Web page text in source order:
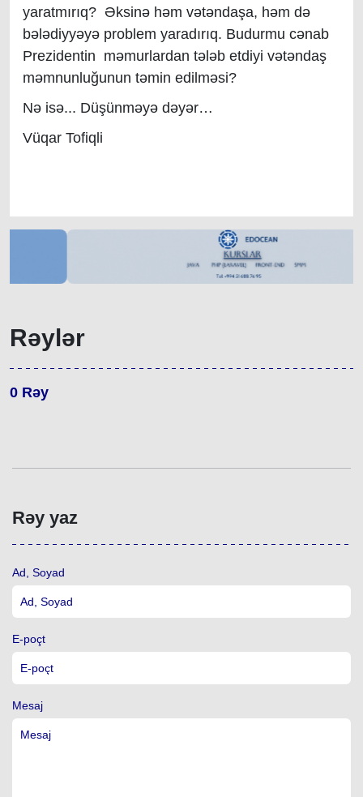
yaratmırıq? Əksinə həm vətəndaşa, həm də
bələdiyyəyə problem yaradırıq. Budurmu cənab
Prezidentin məmurlardan tələb etdiyi vətəndaş
məmnunluğunun təmin edilməsi?
Nə isə... Düşünməyə dəyər…
Vüqar Tofiqli
Rəylər
0 Rəy
Rəy yaz
Ad, Soyad
E-poçt
Mesaj